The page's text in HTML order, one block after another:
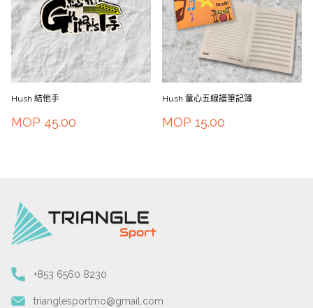
Hush 結他手
MOP 45.00
Hush 童心五線譜筆記簿
MOP 15.00
+853 6560 8230
trianglesportmo@gmail.com